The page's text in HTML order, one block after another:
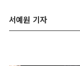
서예원 기자